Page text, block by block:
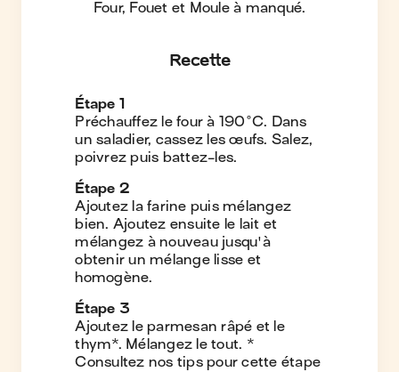
Four, Fouet et Moule à manqué.
Recette
Étape 1
Préchauffez le four à 190°C. Dans
un saladier, cassez les œufs. Salez,
poivrez puis battez-les.
Étape 2
Ajoutez la farine puis mélangez
bien. Ajoutez ensuite le lait et
mélangez à nouveau jusqu'à
obtenir un mélange lisse et
homogène.
Étape 3
Ajoutez le parmesan râpé et le
thym*. Mélangez le tout. *
Consultez nos tips pour cette étape